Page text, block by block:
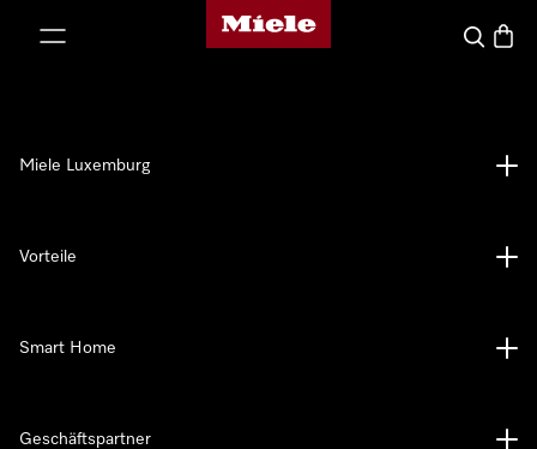
Miele-Homepage
Suche
Miele Luxemburg
Vorteile
Smart Home
Geschäftspartner